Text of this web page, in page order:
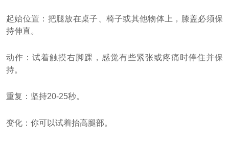
起始位置：把腿放在桌子、椅子或其他物体上，膝盖必须保
持伸直。
动作：试着触摸右脚踝，感觉有些紧张或疼痛时停住并保
持。
重复：坚持20-25秒。
变化：你可以试着抬高腿部。